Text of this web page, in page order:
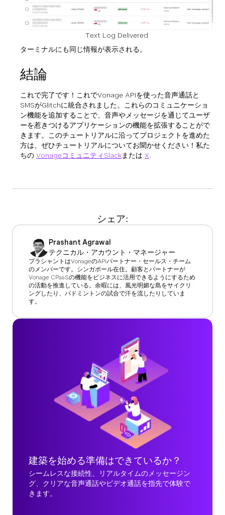
Text Log Delivered
ターミナルにも同じ情報が表示される。
結論
これで完了です！これでVonage APIを使った音声通話と
SMSがGlitchに統合されました。これらのコミュニケーショ
ン機能を追加することで、音声やメッセージを通じてユーザ
ーを惹きつけるアプリケーションの機能を拡張することがで
きます。このチュートリアルに沿ってプロジェクトを進めた
方は、ぜひチュートリアルについてお聞かせください！私た
ちの VonageコミュニティSlackまたは X.
シェア:
Prashant Agrawal
テクニカル・アカウント・マネージャー
プラシャントはVonageのAPIパートナー・セールス・チーム
のメンバーです。シンガポール在住。顧客とパートナーが
Vonage CPaaSの機能をビジネスに活用できるようにするため
の活動を推進している。余暇には、風光明媚な島をサイクリ
ングしたり、バドミントンの試合で汗を流したりしていま
す。
建築を始める準備はできているか？
シームレスな接続性、リアルタイムのメッセージン
グ、クリアな音声通話やビデオ通話を指先で体験で
きます。